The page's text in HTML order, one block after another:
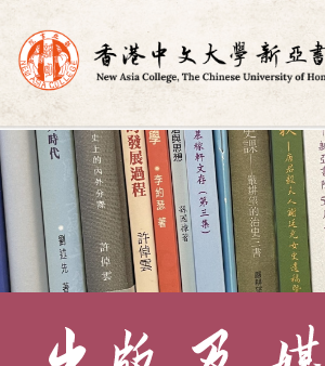
Skip
to
content